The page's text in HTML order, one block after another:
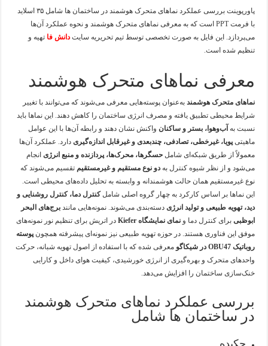
پاورپوینت بررسی عملکرد نماهای متحرک هوشمند در ساختمان ها شامل ۳۵ اسلاید
با فرمت PPT است که به معرفی نماهای متحرک هوشمند و نحوه عملکرد آن‌ها
می‌پردازد. این فایل به صورت تخصصی توسط تیم تحریریه سایتدانش فا تهیه و
تنظیم شده است.
معرفی نماهای متحرک هوشمند
نماهای متحرک هوشمند به‌عنوان پوسته‌هایی معرفی می‌شوند که می‌توانند با تغییر
شرایط محیطی تطبیق یافته و مصرف انرژی ساختمان را کاهش دهند. این نماها باید
نسبت به آب‌وهوا، بستر و ساکنان واکنش نشان دهند و رابطه آن‌ها با این عوامل
ماهیتیپویا، غیرخطی، تصادفی، چندبعدی و غیرقابل اندازه‌گیری دارد. عملکرد آن‌ها
معمولاً از طریق شبکه‌ای شاملحسگرها، محرک‌ها، پردازنده و منبع انرژی انجام
می‌شود و از نظر شیوه کنترل بهدو نوع مستقیم و غیرمستقیم تقسیم می‌شوند که
نوع غیرمستقیم همان حالت هوشمندانه و وابسته به تحلیل داده‌های محیطی است.
این نماها بر اساس کارکرد به چهار گروه اصلی شاملکنترل دما، کنترل روشنایی و
دید، تهویه طبیعی و تولید انرژی دسته‌بندی می‌شوند. نمونه‌هایی مانندبرج‌های البحر
ابوظبی برای کنترل دما ونمای نمایشگاه Kiefer
در اتریش برای تنظیم نور نمونه‌های
موفق این فناوری هستند. در حوزه تهویه طبیعی نیز نمونه‌ای پیشرفته همچونپوسته
روباتیک OBU47 در شیکاگو
معرفی شده که با استفاده از اصول تهویه شبانه، حرکت
واحدهای متحرک و بهره‌گیری از انرژی خورشیدی، کیفیت هوای داخل و کارایی
خنک‌سازی ساختمان را افزایش می‌دهد.
بررسی عملکرد نماهای متحرک هوشمند
در ساختمان ها شامل
چکیده